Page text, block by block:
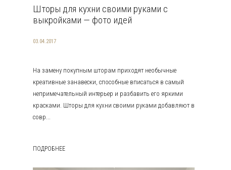
Шторы для кухни своими руками с
выкройками — фото идей
03.04.2017
На замену покупным шторам приходят необычные
креативные занавески, способные вписаться в самый
непримечательный интерьер и разбавить его яркими
красками. Шторы для кухни своими руками добавляют в
совр...
ПОДРОБНЕЕ